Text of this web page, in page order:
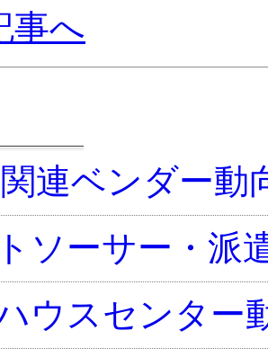
事へ
連ベンダー動
ソーサー・派
ウスセンター